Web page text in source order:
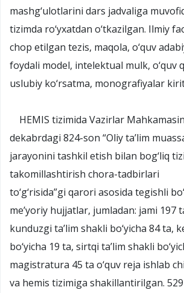
mashg‘ulotlarini dars jadvaliga
tizimda ro‘yxatdan o‘tkazilgan. Ilmiy
chop etilgan tezis, maqola, o‘quv
foydali model, intelektual mulk, o‘quv
uslubiy ko‘rsatma, monografiyalar
HEMIS tizimida Vazirlar
dekabrdagi 824-son “Oliy ta’lim
jarayonini tashkil etish bilan bog‘liq
takomillashtirish chora-tadbirlari
to‘g‘risida”gi qarori asosida tegishli
me’yoriy hujjatlar, jumladan: jami 197
kunduzgi ta’lim shakli bo‘yicha 84 ta,
bo‘yicha 19 ta, sirtqi ta’lim shakli
magistratura 45 ta o‘quv reja ishlab
va hemis tizimiga shakillantirilgan.